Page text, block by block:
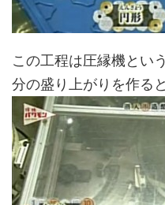
この工程は圧縁機とい
分の盛り上がりを作る